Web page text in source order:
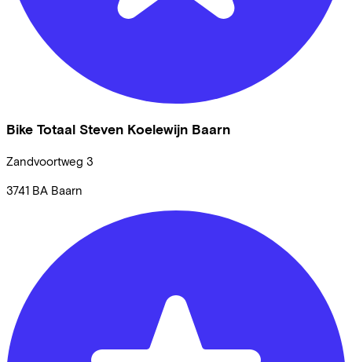
Bike Totaal Steven Koelewijn Baarn
Zandvoortweg 3
3741 BA Baarn